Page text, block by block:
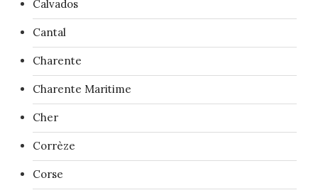
Calvados
Cantal
Charente
Charente Maritime
Cher
Corrèze
Corse